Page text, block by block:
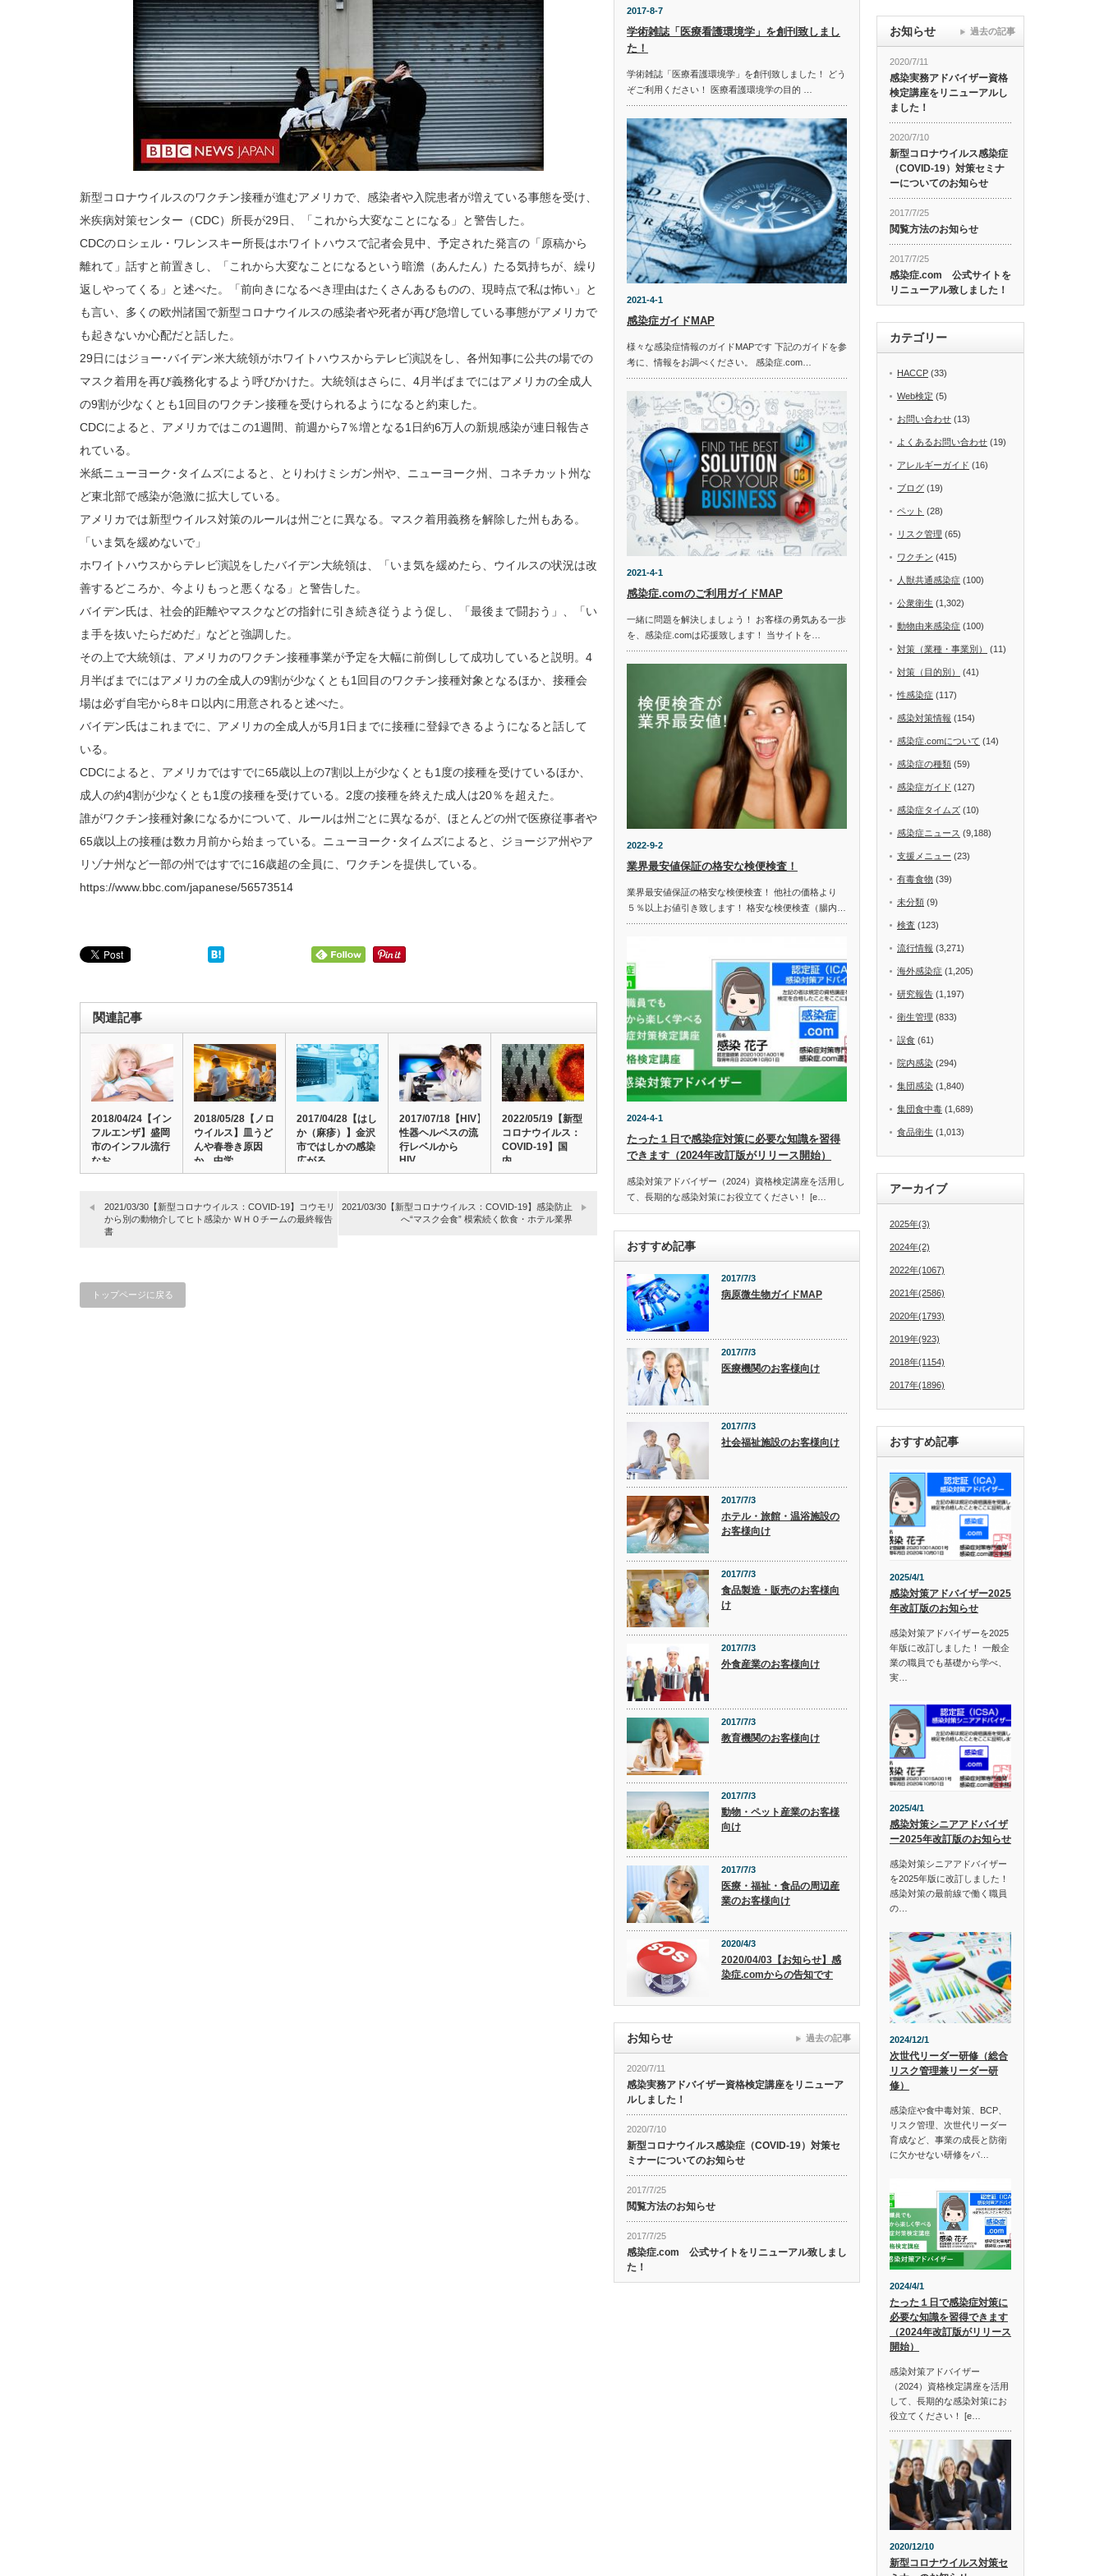
新型コロナウイルスのワクチン接種が進むアメリカで、感染者や入院患者が増えている事態を受け、
米疾病対策センター（CDC）所長が29日、「これから大変なことになる」と警告した。
CDCのロシェル・ワレンスキー所長はホワイトハウスで記者会見中、予定された発言の「原稿から
離れて」話すと前置きし、「これから大変なことになるという暗澹（あんたん）たる気持ちが、繰り
返しやってくる」と述べた。「前向きになるべき理由はたくさんあるものの、現時点で私は怖い」と
も言い、多くの欧州諸国で新型コロナウイルスの感染者や死者が再び急増している事態がアメリカで
も起きないか心配だと話した。
29日にはジョー･バイデン米大統領がホワイトハウスからテレビ演説をし、各州知事に公共の場での
マスク着用を再び義務化するよう呼びかけた。大統領はさらに、4月半ばまでにはアメリカの全成人
の9割が少なくとも1回目のワクチン接種を受けられるようになると約束した。
CDCによると、アメリカではこの1週間、前週から7％増となる1日約6万人の新規感染が連日報告さ
れている。
米紙ニューヨーク･タイムズによると、とりわけミシガン州や、ニューヨーク州、コネチカット州な
ど東北部で感染が急激に拡大している。
アメリカでは新型ウイルス対策のルールは州ごとに異なる。マスク着用義務を解除した州もある。
「いま気を緩めないで」
ホワイトハウスからテレビ演説をしたバイデン大統領は、「いま気を緩めたら、ウイルスの状況は改
善するどころか、今よりもっと悪くなる」と警告した。
バイデン氏は、社会的距離やマスクなどの指針に引き続き従うよう促し、「最後まで闘おう」、「い
ま手を抜いたらだめだ」などと強調した。
その上で大統領は、アメリカのワクチン接種事業が予定を大幅に前倒しして成功していると説明。4
月半ばまでにはアメリカの全成人の9割が少なくとも1回目のワクチン接種対象となるほか、接種会
場は必ず自宅から8キロ以内に用意されると述べた。
バイデン氏はこれまでに、アメリカの全成人が5月1日までに接種に登録できるようになると話して
いる。
CDCによると、アメリカではすでに65歳以上の7割以上が少なくとも1度の接種を受けているほか、
成人の約4割が少なくとも1度の接種を受けている。2度の接種を終えた成人は20％を超えた。
誰がワクチン接種対象になるかについて、ルールは州ごとに異なるが、ほとんどの州で医療従事者や
65歳以上の接種は数カ月前から始まっている。ニューヨーク･タイムズによると、ジョージア州やア
リゾナ州など一部の州ではすでに16歳超の全員に、ワクチンを提供している。
https://www.bbc.com/japanese/56573514
関連記事
2018/04/24【イン
フルエンザ】盛岡
市のインフル流行
なお …
2018/05/28【ノロ
ウイルス】皿うど
んや春巻き原因
か、中学…
2017/04/28【はし
か（麻疹）】金沢
市ではしかの感染
広がる…
2017/07/18【HIV】
性器ヘルペスの流
行レベルから
HIV…
2022/05/19【新型
コロナウイルス：
COVID-19】国
内…
2021/03/30【新型コロナウイルス：COVID-19】コウモリ
から別の動物介してヒト感染か ＷＨＯチームの最終報告
書
2021/03/30【新型コロナウイルス：COVID-19】感染防止
へ“マスク会食” 模索続く飲食・ホテル業界
トップページに戻る
2017-8-7
学術雑誌「医療看護環境学」を創刊致しまし
た！
学術雑誌「医療看護環境学」を創刊致しました！ どう
ぞご利用ください！ 医療看護環境学の目的 …
2021-4-1
感染症ガイドMAP
様々な感染症情報のガイドMAPです 下記のガイドを参
考に、情報をお調べください。 感染症.com…
2021-4-1
感染症.comのご利用ガイドMAP
一緒に問題を解決しましょう！ お客様の勇気ある一歩
を、感染症.comは応援致します！ 当サイトを…
2022-9-2
業界最安値保証の格安な検便検査！
業界最安値保証の格安な検便検査！ 他社の価格より
５％以上お値引き致します！ 格安な検便検査（腸内…
2024-4-1
たった１日で感染症対策に必要な知識を習得
できます（2024年改訂版がリリース開始）
感染対策アドバイザー（2024）資格検定講座を活用し
て、長期的な感染対策にお役立てください！ [e…
おすすめ記事
2017/7/3
病原微生物ガイドMAP
2017/7/3
医療機関のお客様向け
2017/7/3
社会福祉施設のお客様向け
2017/7/3
ホテル・旅館・温浴施設の
お客様向け
2017/7/3
食品製造・販売のお客様向
け
2017/7/3
外食産業のお客様向け
2017/7/3
教育機関のお客様向け
2017/7/3
動物・ペット産業のお客様
向け
2017/7/3
医療・福祉・食品の周辺産
業のお客様向け
2020/4/3
2020/04/03【お知らせ】感
染症.comからの告知です
お知らせ
2020/7/11
感染実務アドバイザー資格検定講座をリニューア
ルしました！
2020/7/10
新型コロナウイルス感染症（COVID-19）対策セ
ミナーについてのお知らせ
2017/7/25
閲覧方法のお知らせ
2017/7/25
感染症.com 公式サイトをリニューアル致しまし
た！
過去の記事
お知らせ
2020/7/11
感染実務アドバイザー資格
検定講座をリニューアルし
ました！
2020/7/10
新型コロナウイルス感染症
（COVID-19）対策セミナ
ーについてのお知らせ
2017/7/25
閲覧方法のお知らせ
2017/7/25
感染症.com 公式サイトを
リニューアル致しました！
過去の記事
カテゴリー
HACCP (33)
Web検定 (5)
お問い合わせ (13)
よくあるお問い合わせ (19)
アレルギーガイド (16)
ブログ (19)
ペット (28)
リスク管理 (65)
ワクチン (415)
人獣共通感染症 (100)
公衆衛生 (1,302)
動物由来感染症 (100)
対策（業種・事業別） (11)
対策（目的別） (41)
性感染症 (117)
感染対策情報 (154)
感染症.comについて (14)
感染症の種類 (59)
感染症ガイド (127)
感染症タイムズ (10)
感染症ニュース (9,188)
支援メニュー (23)
有毒食物 (39)
未分類 (9)
検査 (123)
流行情報 (3,271)
海外感染症 (1,205)
研究報告 (1,197)
衛生管理 (833)
誤食 (61)
院内感染 (294)
集団感染 (1,840)
集団食中毒 (1,689)
食品衛生 (1,013)
アーカイブ
2025年(3)
2024年(2)
2022年(1067)
2021年(2586)
2020年(1793)
2019年(923)
2018年(1154)
2017年(1896)
おすすめ記事
2025/4/1
感染対策アドバイザー2025
年改訂版のお知らせ
感染対策アドバイザーを2025
年版に改訂しました！ 一般企
業の職員でも基礎から学べ、
実…
2025/4/1
感染対策シニアアドバイザ
ー2025年改訂版のお知らせ
感染対策シニアアドバイザー
を2025年版に改訂しました！
感染対策の最前線で働く職員
の…
2024/12/1
次世代リーダー研修（総合
リスク管理兼リーダー研
修）
感染症や食中毒対策、BCP、
リスク管理、次世代リーダー
育成など、事業の成長と防衛
に欠かせない研修をパ…
2024/4/1
たった１日で感染症対策に
必要な知識を習得できます
（2024年改訂版がリリース
開始）
感染対策アドバイザー
（2024）資格検定講座を活用
して、長期的な感染対策にお
役立てください！ [e…
2020/12/10
新型コロナウイルス対策セ